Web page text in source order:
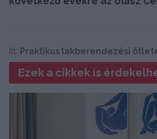
Itt: Praktikus lakberendezési
Ezek a cikkek is